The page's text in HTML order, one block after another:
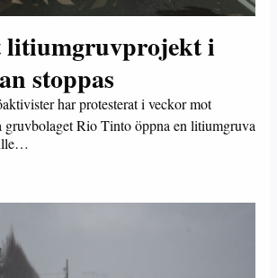
i
stoppas
har protesterat i veckor mot
gruvbolaget Rio Tinto öppna en litiumgruva